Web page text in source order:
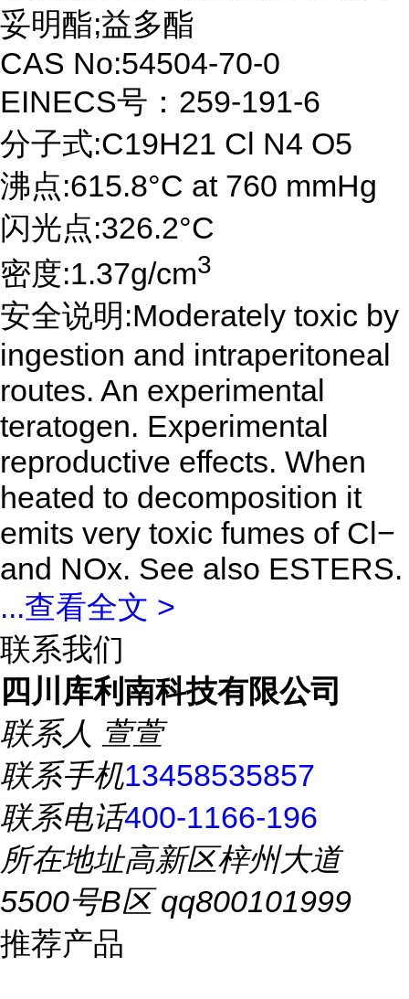
妥明酯;益多酯
CAS No:54504-70-0
EINECS号：259-191-6
分子式:C19H21 Cl N4 O5
沸点:615.8°C at 760 mmHg
闪光点:326.2°C
密度:1.37g/cm3
安全说明:Moderately toxic by
ingestion and intraperitoneal
routes. An experimental
teratogen. Experimental
reproductive effects. When
heated to decomposition it
emits very toxic fumes of Cl−
and NOx. See also ESTERS.
...查看全文 >
联系我们
四川库利南科技有限公司
联系人 萱萱
联系手机13458535857
联系电话400-1166-196
所在地址高新区梓州大道
5500号B区 qq800101999
推荐产品